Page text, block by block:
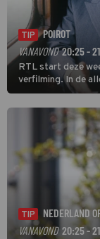
TIP
POIROT
VANAVOND 20:25 -
RTL start deze
verfilming. In de
speurder op zoek
verwikkeld in een
TIP
NEDERLAND
VANAVOND 20:25 -